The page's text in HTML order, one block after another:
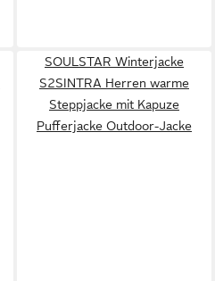
SOULSTAR Winterjacke
S2SINTRA Herren warme
Steppjacke mit Kapuze
Pufferjacke Outdoor-Jacke